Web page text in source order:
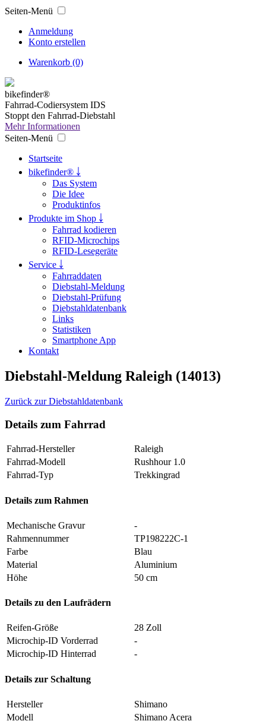
Seiten-Menü
Anmeldung
Konto erstellen
Warenkorb (0)
bikefinder®
Fahrrad-Codiersystem IDS
Stoppt den Fahrrad-Diebstahl
Mehr Informationen
Seiten-Menü
Startseite
bikefinder® ￬
Das System
Die Idee
Produktinfos
Produkte im Shop ￬
Fahrrad kodieren
RFID-Microchips
RFID-Lesegeräte
Service ￬
Fahrraddaten
Diebstahl-Meldung
Diebstahl-Prüfung
Diebstahldatenbank
Links
Statistiken
Smartphone App
Kontakt
Diebstahl-Meldung Raleigh (14013)
Zurück zur Diebstahldatenbank
Details zum Fahrrad
Fahrrad-Hersteller
Raleigh
Fahrrad-Modell
Rushhour 1.0
Fahrrad-Typ
Trekkingrad
Details zum Rahmen
Mechanische Gravur
-
Rahmennummer
TP198222C-1
Farbe
Blau
Material
Aluminium
Höhe
50 cm
Details zu den Laufrädern
Reifen-Größe
28 Zoll
Microchip-ID Vorderrad
-
Microchip-ID Hinterrad
-
Details zur Schaltung
Hersteller
Shimano
Modell
Shimano Acera